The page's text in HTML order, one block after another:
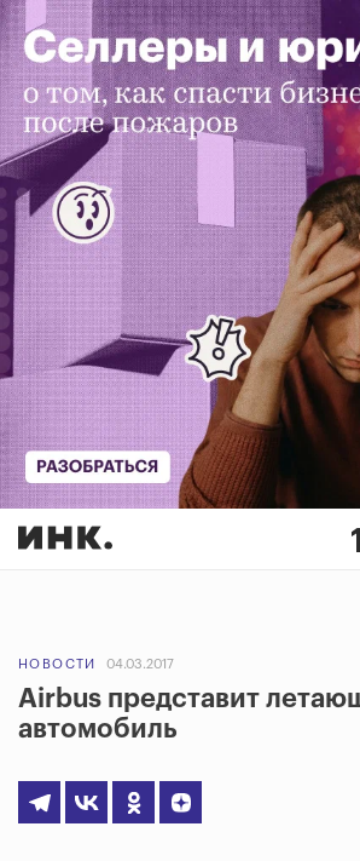
НОВОСТИ 04.03.2017
Airbus представит
автомобиль